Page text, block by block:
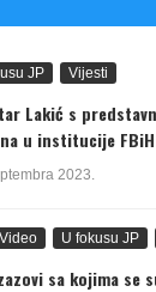
JP Vijesti
Lakić s
u institucije FBiH
2023.
U fokusu JP
sa kojima se